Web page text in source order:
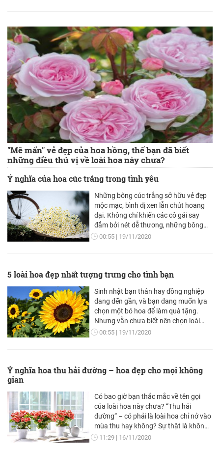
"Mê mẩn" vẻ đẹp của hoa hồng, thế bạn đã biết
những điều thú vị về loài hoa này chưa?
Ý nghĩa của hoa cúc trắng trong tình yêu
Những bông cúc trắng sở hữu vẻ đẹp
mộc mạc, bình dị xen lẫn chút hoang
dại. Không chỉ khiến các cô gái say
đắm bởi nét dễ thương, những bông
hoa cúc trắng còn ẩn chứa đằng sau
00:55 19/11/2020
5 loài hoa đẹp nhất tượng trưng cho tình bạn
Sinh nhật bạn thân hay đồng nghiệp
đang đến gần, và bạn đang muốn lựa
chọn một bó hoa để làm quà tặng.
Nhưng vẫn chưa biết nên chọn loài
hoa nào vừa đẹp lại vừa ý nghĩa.
00:55 19/11/2020
Ý nghĩa hoa thu hải đường – hoa đẹp cho mọi không
gian
Có bao giờ bạn thắc mắc về tên gọi
của loài hoa này chưa? “Thu hải
đường” – có phải là loài hoa chỉ nở vào
mùa thu hay không? Sự thật là không
phải vậy đâu nhé. Đây là loài hoa nở
11:29 16/11/2020